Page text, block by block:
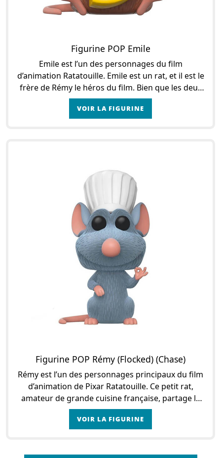
Figurine POP Emile
Emile est l’un des personnages du film
d’animation Ratatouille. Emile est un rat, et il est le
frère de Rémy le héros du film. Bien que les deux
personnages s’aiment profondément, tout les o
VOIR LA FIGURINE
Figurine POP Rémy (Flocked) (Chase)
Rémy est l’un des personnages principaux du film
d’animation de Pixar Ratatouille. Ce petit rat,
amateur de grande cuisine française, partage la
tête d’affiche avec Linguini, un jeune homme q
VOIR LA FIGURINE